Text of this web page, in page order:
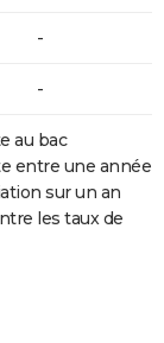
-
-
au bac
entre une année
sur un an
les taux de